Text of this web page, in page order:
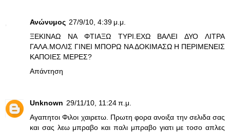
Ανώνυμος 27/9/10, 4:39 μ.μ.
ΞΕΚΙΝΑΩ ΝΑ ΦΤΙΑΞΩ ΤΥΡΙ.ΕΧΩ ΒΑΛΕΙ ΔΥΟ ΛΙΤΡΑ
ΓΑΛΑ.ΜΟΛΙΣ ΓΙΝΕΙ ΜΠΟΡΩ ΝΑ ΔΟΚΙΜΑΣΩ Η ΠΕΡΙΜΕΝΕΙΣ
ΚΑΠΟΙΕΣ ΜΕΡΕΣ?
Απάντηση
Unknown 29/11/10, 11:24 π.μ.
Αγαπητοι Φιλοι χαιρετω. Πρωτη φορα ανοιξα την σελιδα σας
και σας λεω μπραβο και παλι μπραβο γιατι με τοσο απλες